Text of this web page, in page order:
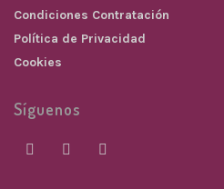
Condiciones Contratación
Política de Privacidad
Cookies
Síguenos